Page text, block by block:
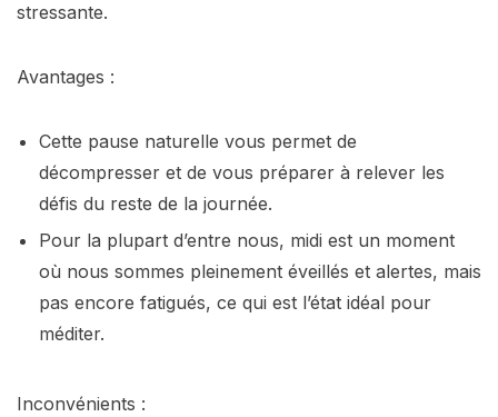
stressante.
Avantages :
Cette pause naturelle vous permet de
décompresser et de vous préparer à relever les
défis du reste de la journée.
Pour la plupart d’entre nous, midi est un moment
où nous sommes pleinement éveillés et alertes, mais
pas encore fatigués, ce qui est l’état idéal pour
méditer.
Inconvénients :